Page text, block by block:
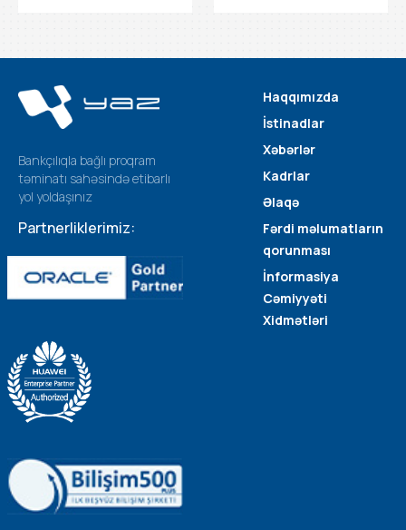
Bankçılıqla bağlı proqram
təminatı sahəsində etibarlı
yol yoldaşınız
Partnerliklerimiz:
Haqqımızda
İstinadlar
Xəbərlər
Kadrlar
Əlaqə
Fərdi məlumatların
qorunması
İnformasiya
Cəmiyyəti
Xidmətləri